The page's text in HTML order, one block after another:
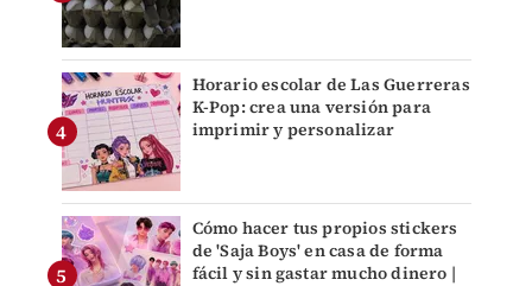
Horario escolar de Las Guerreras
K-Pop: crea una versión para
imprimir y personalizar
Cómo hacer tus propios stickers
de 'Saja Boys' en casa de forma
fácil y sin gastar mucho dinero |